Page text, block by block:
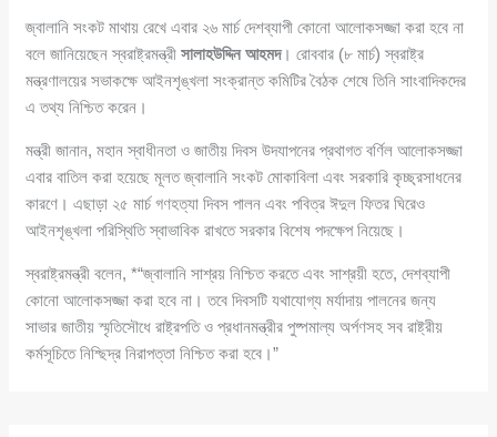
জ্বালানি সংকট মাথায় রেখে এবার ২৬ মার্চ দেশব্যাপী কোনো আলোকসজ্জা করা হবে না
বলে জানিয়েছেন স্বরাষ্ট্রমন্ত্রীসালাহউদ্দিন আহমদ। রোববার (৮ মার্চ) স্বরাষ্ট্র
মন্ত্রণালয়ের সভাকক্ষে আইনশৃঙ্খলা সংক্রান্ত কমিটির বৈঠক শেষে তিনি সাংবাদিকদের
এ তথ্য নিশ্চিত করেন।
মন্ত্রী জানান, মহান স্বাধীনতা ও জাতীয় দিবস উদযাপনের প্রথাগত বর্ণিল আলোকসজ্জা
এবার বাতিল করা হয়েছে মূলত জ্বালানি সংকট মোকাবিলা এবং সরকারি কৃচ্ছ্রসাধনের
কারণে। এছাড়া ২৫ মার্চ গণহত্যা দিবস পালন এবং পবিত্র ঈদুল ফিতর ঘিরেও
আইনশৃঙ্খলা পরিস্থিতি স্বাভাবিক রাখতে সরকার বিশেষ পদক্ষেপ নিয়েছে।
স্বরাষ্ট্রমন্ত্রী বলেন, *“জ্বালানি সাশ্রয় নিশ্চিত করতে এবং সাশ্রয়ী হতে, দেশব্যাপী
কোনো আলোকসজ্জা করা হবে না। তবে দিবসটি যথাযোগ্য মর্যাদায় পালনের জন্য
সাভার জাতীয় স্মৃতিসৌধে রাষ্ট্রপতি ও প্রধানমন্ত্রীর পুষ্পমাল্য অর্পণসহ সব রাষ্ট্রীয়
কর্মসূচিতে নিশ্ছিদ্র নিরাপত্তা নিশ্চিত করা হবে।”